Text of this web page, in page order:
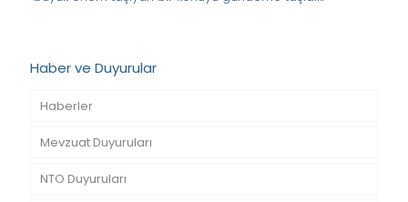
Haber ve Duyurular
Haberler
Mevzuat Duyuruları
NTO Duyuruları